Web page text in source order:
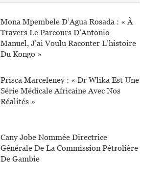
Mona Mpembele D’Agua Rosada : « À
Travers Le Parcours D’Antonio
Manuel, J’ai Voulu Raconter L’histoire
Du Kongo »
Prisca Marceleney : « Dr Wlika Est Une
Série Médicale Africaine Avec Nos
Réalités »
Cany Jobe Nommée Directrice
Générale De La Commission Pétrolière
De Gambie